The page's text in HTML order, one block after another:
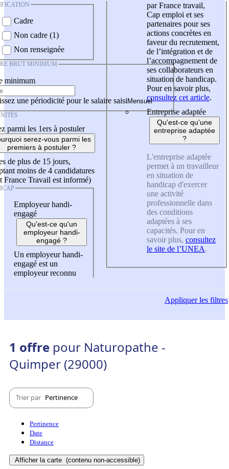
Cadre
Non cadre (1)
Non renseignée
BRUT MINIMUM
minimum
une périodicité pour le salaire saisi
parmi les 1ers à postuler
serez-vous parmi les
premiers à postuler ?
de plus de 15 jours,
moins de 4 candidatures
France Travail est informé)
Employeur handi-
engagé
Qu'est-ce qu'un
employeur handi-
engagé ?
Un employeur handi-
engagé est un
employeur reconnu
par France travail,
Cap emploi et ses
partenaires pour ses
actions concrètes en
faveur du recrutement,
de l’intégration et de
l’accompagnement de
ses collaborateurs en
situation de handicap.
Pour en savoir plus,
consultez cet article.
Entreprise adaptée
Qu'est-ce qu'une
entreprise adaptée
?
L'entreprise adaptée
permet à un travailleur
en situation de
handicap d'exercer
une activité
professionnelle dans
des conditions
adaptées à ses
capacités. Pour en
savoir plus, consultez
le site de l’UNEA.
Appliquerles filtres
1 offre pour Naturopathe -
Quimper (29000)
Trier par Pertinence
Pertinence
Date
Distance
Afficher la carte (contenu non-accessible)